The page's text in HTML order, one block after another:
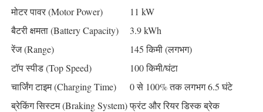
मोटर पावर (Motor Power)
11 kW
बैटरी क्षमता (Battery Capacity)
3.9 kWh
रेंज (Range)
145 किमी (लगभग)
टॉप स्पीड (Top Speed)
100 किमी/घंटा
चार्जिंग टाइम (Charging Time)
0 से 100% तक लगभग 6.5 घंटे
ब्रेकिंग सिस्टम (Braking System)फ्रंट और रियर डिस्क ब्रेक